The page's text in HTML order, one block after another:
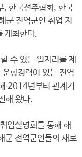
, 한국선주협회, 한국
군 전역군인 취업 지
개최한다.
수 있는 일자리를 제
항경력이 있는 전역
2014년부터 관계기
해 왔다.
업설명회를 통해 해
군 전역군인들의 새로